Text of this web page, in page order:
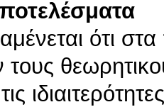
ότι
τους